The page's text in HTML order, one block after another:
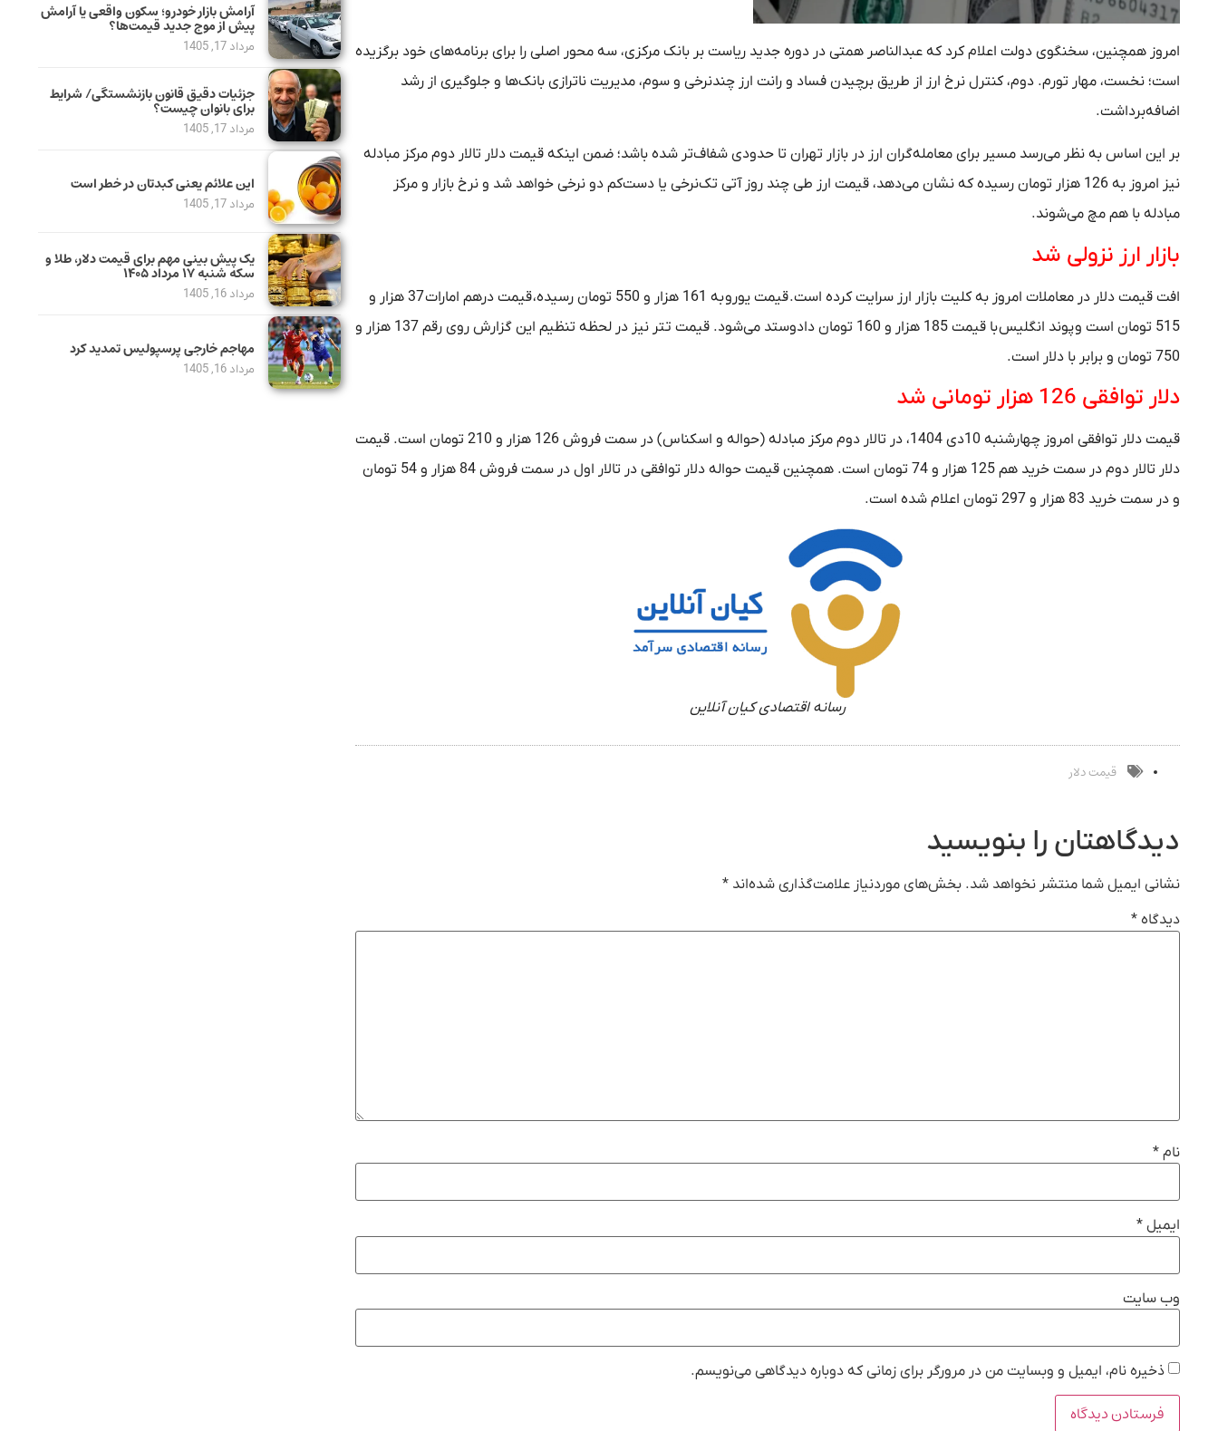
امروز همچنین، سخنگوی دولت اعلام کرد که عبدالناصر همتی در دوره جدید ریاست بر بانک مرکزی، سه محور اصلی را برای برنامه‌های خود برگزیده
است؛ نخست، مهار تورم. دوم، کنترل نرخ ارز از طریق برچیدن فساد و رانت ارز چندنرخی و سوم، مدیریت ناترازی بانک‌ها و جلوگیری از رشد
اضافه‌برداشت.
بر این اساس به نظر می‌رسد مسیر برای معامله‌گران ارز در بازار تهران تا حدودی شفاف‌تر شده باشد؛ ضمن اینکه قیمت دلار تالار دوم مرکز مبادله
نیز امروز به 126 هزار تومان رسیده که نشان می‌دهد، قیمت ارز طی چند روز آتی تک‌نرخی یا دست‌کم دو نرخی خواهد شد و نرخ بازار و مرکز
مبادله با هم مچ می‌شوند.
بازار ارز نزولی شد
افت قیمت دلار در معاملات امروز به کلیت بازار ارز سرایت کرده است. قیمت یورو به 161 هزار و 550 تومان رسیده، قیمت درهم امارات 37 هزار و
515 تومان است و پوند انگلیس با قیمت 185 هزار و 160 تومان دادوستد می‌شود. قیمت تتر نیز در لحظه تنظیم این گزارش روی رقم 137 هزار و
750 تومان و برابر با دلار است.
دلار توافقی 126 هزار تومانی شد
قیمت دلار توافقی امروز چهارشنبه 10دی 1404، در تالار دوم مرکز مبادله (حواله و اسکناس) در سمت فروش 126 هزار و 210 تومان است. قیمت
دلار تالار دوم در سمت خرید هم 125 هزار و 74 تومان است. همچنین قیمت حواله دلار توافقی در تالار اول در سمت فروش 84 هزار و 54 تومان
و در سمت خرید 83 هزار و 297 تومان اعلام شده است.
رسانه اقتصادی کیان آنلاین
قیمت دلار
دیدگاهتان را بنویسید
نشانی ایمیل شما منتشر نخواهد شد. بخش‌های موردنیاز علامت‌گذاری شده‌اند *
دیدگاه *
نام *
ایمیل *
وب‌ سایت
ذخیره نام، ایمیل و وبسایت من در مرورگر برای زمانی که دوباره دیدگاهی می‌نویسم.
آرامش بازار خودرو؛ سکون واقعی یا آرامش
پیش از موج جدید قیمت‌ها؟
مرداد 17, 1405
جزئیات دقیق قانون بازنشستگی/ شرایط
برای بانوان چیست؟
مرداد 17, 1405
این علائم یعنی کبدتان در خطر است
مرداد 17, 1405
یک پیش ‌بینی مهم برای قیمت دلار، طلا و
سکه شنبه ۱۷ مرداد ۱۴۰۵
مرداد 16, 1405
مهاجم خارجی پرسپولیس تمدید کرد
مرداد 16, 1405